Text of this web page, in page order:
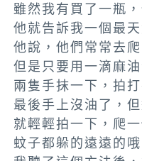
雖然我有買了一瓶
他就告訴我一個最
他說，他們常常去
但是只要用一滴麻油
兩隻手抹一下，拍
最後手上沒油了，
就輕輕拍一下，爬一
蚊子都躲的遠遠的哦